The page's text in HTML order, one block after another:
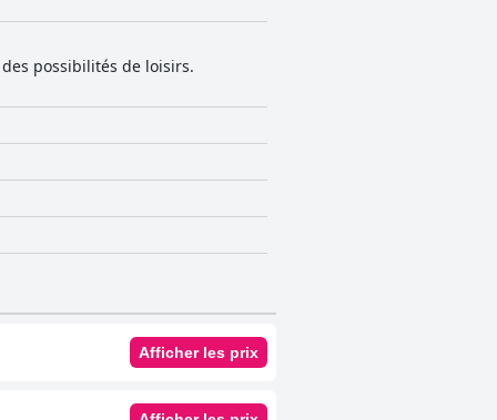
possibilités de loisirs.
Afficher les prix